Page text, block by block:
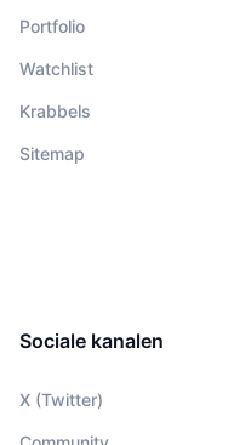
Portfolio
Watchlist
Krabbels
Sitemap
Sociale kanalen
X (Twitter)